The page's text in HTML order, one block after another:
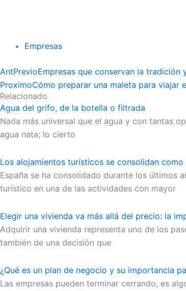
Empresas
AntPrevioEmpresas que conservan la tradición
ProximoCómo preparar una maleta para viajar
Relacionado
Agua del grifo, de la botella o filtrada
Nada más universal que el agua y con tantas
agua nata; lo cierto
Los alojamientos turísticos se consolidan
España se ha consolidado durante los últimos
turístico en una de las actividades con mayor
Elegir una vivienda va más allá del precio: la
Adquirir una vivienda representa uno de los
también de una decisión que
¿Qué es un plan de negocio y su importancia
Las empresas pueden terminar cerrando, es